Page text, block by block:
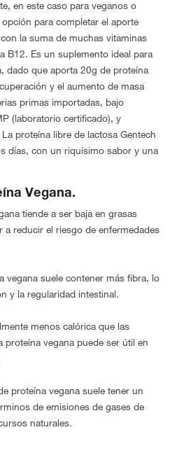
en este caso para veganos o
para completar el aporte
la suma de muchas vitaminas
B12. Es un suplemento ideal para
dado que aporta 20g de proteína
y el aumento de masa
primas importadas, bajo
(laboratorio certificado), y
proteína libre de lactosa Gentech
días, con un riquísimo sabor y una
Vegana.
tiende a ser baja en grasas
a reducir el riesgo de enfermedades
vegana suele contener más fibra, lo
y la regularidad intestinal.
menos calórica que las
proteína vegana puede ser útil en
proteína vegana suele tener un
de emisiones de gases de
naturales.